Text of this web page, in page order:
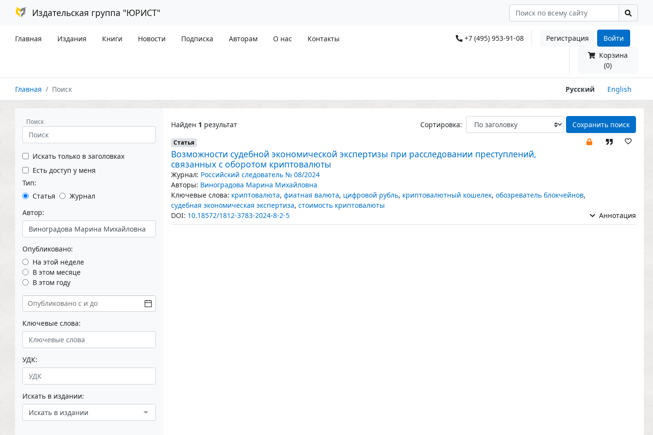
Издательская группа "ЮРИСТ"
Главная Издания Книги Новости Подписка Авторам О нас Контакты +7 (495) 953-91-08 Регистрация
Войти
Корзина
(0)
Главная Поиск Русский English
Поиск
Искать только в заголовках
Есть доступ у меня
Тип:
Статья
Журнал
Автор:
Опубликовано:
На этой неделе
В этом месяце
В этом году
Ключевые слова:
УДК:
Искать в издании:
Искать в издании
Найден 1 результат Сортировка: Сохранить поиск
Статья
Возможности судебной экономической экспертизы при расследовании преступлений,
связанных с оборотом криптовалюты
Журнал: Российский следователь № 08/2024
Авторы: Виноградова Марина Михайловна
Ключевые слова: криптовалюта, фиатная валюта, цифровой рубль, криптовалютный кошелек, обозреватель блокчейнов,
судебная экономическая экспертиза, стоимость криптовалюты
DOI: 10.18572/1812-3783-2024-8-2-5 Аннотация